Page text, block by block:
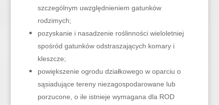
szczególnym uwzględnieniem gatunków
rodzimych;
pozyskanie i nasadzenie roślinności wieloletniej
spośród gatunków odstraszających komary i
kleszcze;
powiększenie ogrodu działkowego w oparciu o
sąsiadujące tereny niezagospodarowane lub
porzucone, o ile istnieje wymagana dla ROD